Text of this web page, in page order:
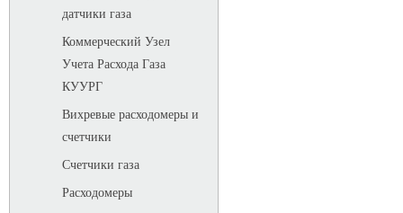
датчики газа
Коммерческий Узел
Учета Расхода Газа
КУУРГ
Вихревые расходомеры и
счетчики
Счетчики газа
Расходомеры